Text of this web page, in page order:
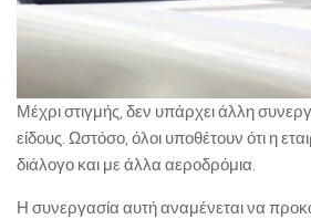
Μέχρι στιγμής, δεν υπάρχει άλλη
είδους. Ωστόσο, όλοι υποθέτουν ότι η
διάλογο και με άλλα αεροδρόμια.
Η συνεργασία αυτή αναμένεται να